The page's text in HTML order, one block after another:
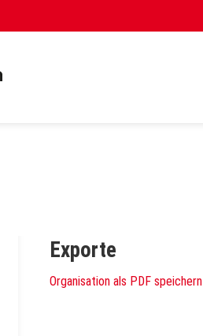
Exporte
Organisation als PDF speichern